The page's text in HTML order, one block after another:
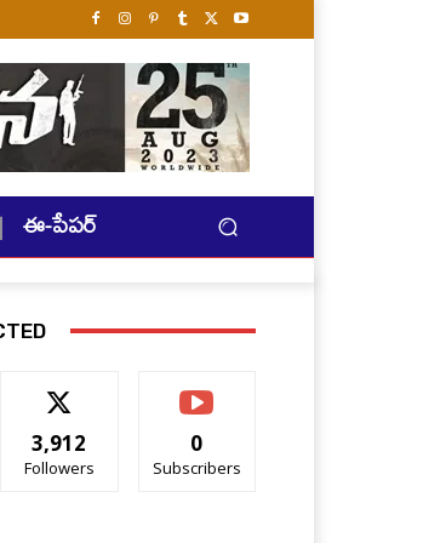
ఈ-పేపర్
3,912
Followers
0
Subscribers